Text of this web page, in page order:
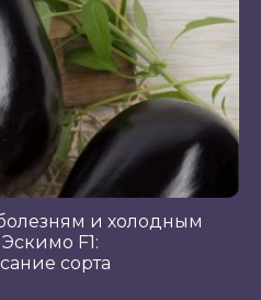
и холодным
F1:
сорта